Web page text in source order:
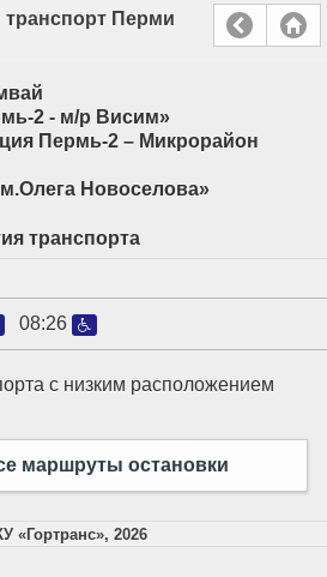
Перми
2 - м/р Висим»
Пермь-2 – Микрорайон
Новоселова»
транспорта
08:26
с низким расположением
маршруты остановки
«Гортранс», 2026